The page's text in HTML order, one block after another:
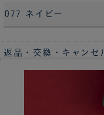
077 ネイビー
返品・交換・キャンセ